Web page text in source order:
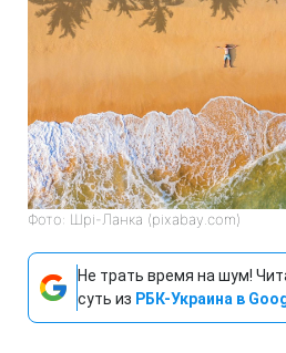
Фото: Шрі-Ланка (pixabay.com)
Не трать время на шум!
суть из РБК-Украина в